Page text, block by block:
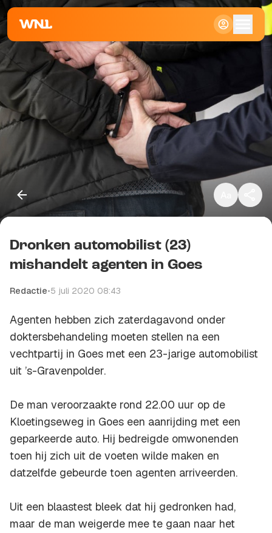
Groot
Dronken automobilist (23)
mishandelt agenten in Goes
Redactie•5 juli 2020 08:43
Agenten hebben zich zaterdagavond onder
doktersbehandeling moeten stellen na een
vechtpartij in Goes met een 23-jarige automobilist
uit ’s-Gravenpolder.
De man veroorzaakte rond 22.00 uur op de
Kloetingseweg in Goes een aanrijding met een
geparkeerde auto. Hij bedreigde omwonenden
toen hij zich uit de voeten wilde maken en
datzelfde gebeurde toen agenten arriveerden.
Uit een blaastest bleek dat hij gedronken had,
maar de man weigerde mee te gaan naar het